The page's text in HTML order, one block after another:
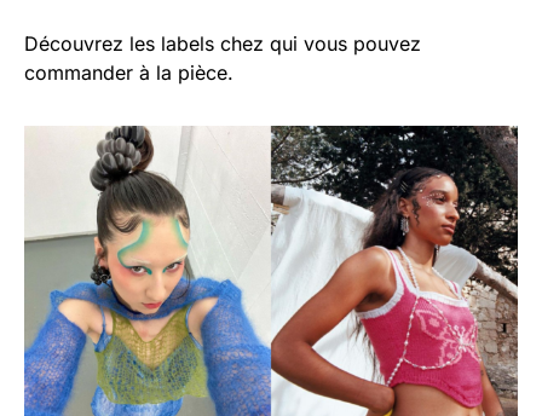
Découvrez les labels chez qui vous pouvez
commander à la pièce.